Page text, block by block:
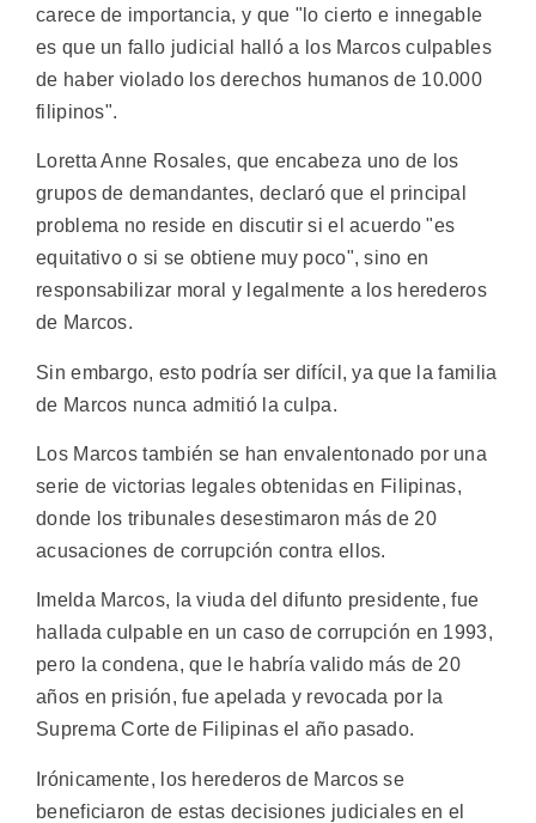
carece de importancia, y que "lo cierto e innegable
es que un fallo judicial halló a los Marcos culpables
de haber violado los derechos humanos de 10.000
filipinos".
Loretta Anne Rosales, que encabeza uno de los
grupos de demandantes, declaró que el principal
problema no reside en discutir si el acuerdo "es
equitativo o si se obtiene muy poco", sino en
responsabilizar moral y legalmente a los herederos
de Marcos.
Sin embargo, esto podría ser difícil, ya que la familia
de Marcos nunca admitió la culpa.
Los Marcos también se han envalentonado por una
serie de victorias legales obtenidas en Filipinas,
donde los tribunales desestimaron más de 20
acusaciones de corrupción contra ellos.
Imelda Marcos, la viuda del difunto presidente, fue
hallada culpable en un caso de corrupción en 1993,
pero la condena, que le habría valido más de 20
años en prisión, fue apelada y revocada por la
Suprema Corte de Filipinas el año pasado.
Irónicamente, los herederos de Marcos se
beneficiaron de estas decisiones judiciales en el